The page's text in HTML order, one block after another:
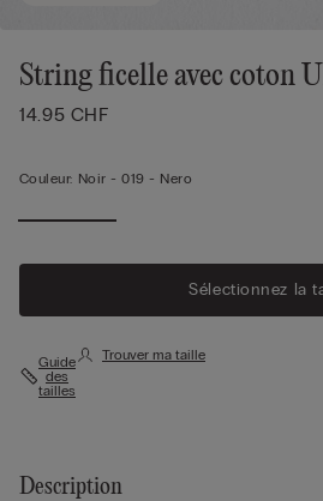
String ficelle avec coton
14.95 CHF
Couleur: Noir -019 - Nero
Sélectionnez la
Guide
des
tailles
Trouver ma taille
Description